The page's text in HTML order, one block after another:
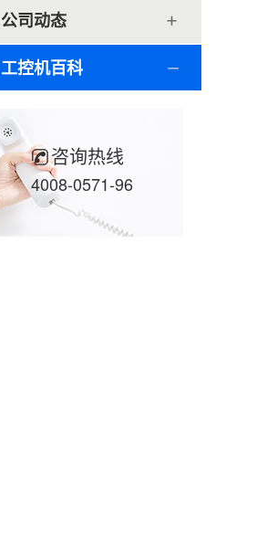
公司动态
工控机百科
咨询热线
4008-0571-96